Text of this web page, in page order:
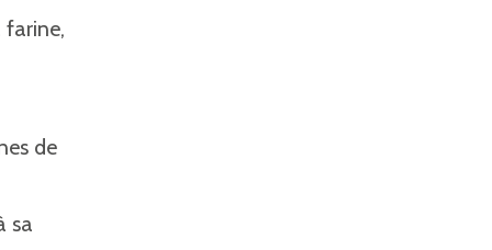
farine,
de
sa